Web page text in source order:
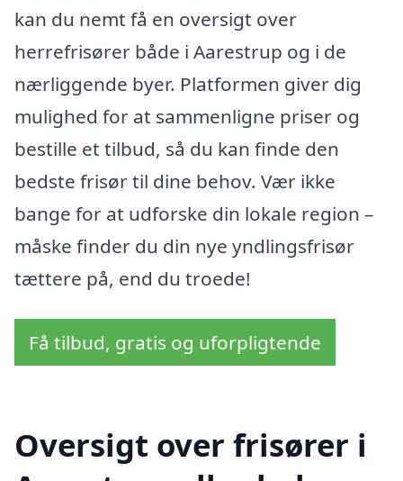
kan du nemt få en oversigt over
herrefrisører både i Aarestrup og i de
nærliggende byer. Platformen giver dig
mulighed for at sammenligne priser og
bestille et tilbud, så du kan finde den
bedste frisør til dine behov. Vær ikke
bange for at udforske din lokale region –
måske finder du din nye yndlingsfrisør
tættere på, end du troede!
Få tilbud, gratis og uforpligtende
Oversigt over frisører i